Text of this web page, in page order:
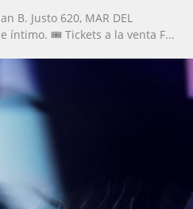
B. Justo 620, MAR DEL
íntimo. 🎟️ Tickets a la venta F...